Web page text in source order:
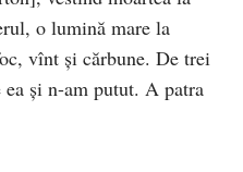
o lumină mare la
vînt şi cărbune. De trei
şi n-am putut. A patra